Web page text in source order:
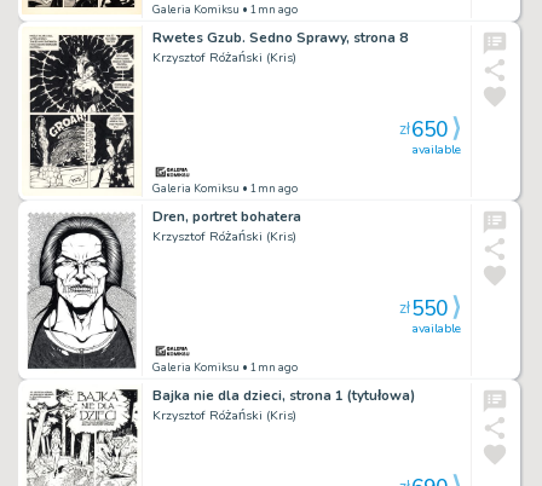
Galeria Komiksu • 1mn ago
Rwetes Gzub. Sedno Sprawy, strona 8
Krzysztof Różański (Kris)
Galeria Komiksu • 1mn ago
available
zł650
Dren, portret bohatera
Krzysztof Różański (Kris)
Galeria Komiksu • 1mn ago
available
zł550
Bajka nie dla dzieci, strona 1 (tytułowa)
Krzysztof Różański (Kris)